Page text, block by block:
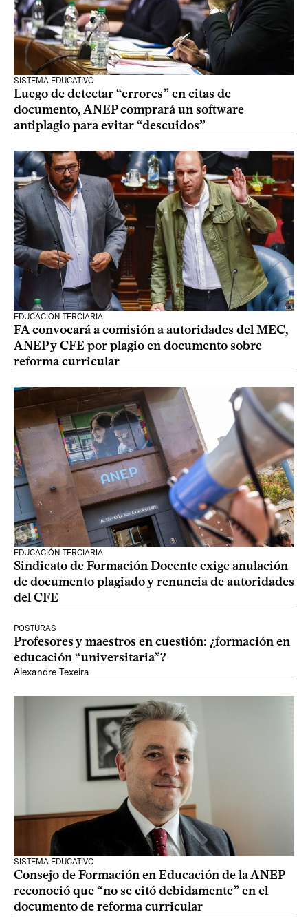
SISTEMA EDUCATIVO
Luego de detectar “errores” en citas de
documento, ANEP comprará un software
antiplagio para evitar “descuidos”
EDUCACIÓN TERCIARIA
FA convocará a comisión a autoridades del MEC,
ANEP y CFE por plagio en documento sobre
reforma curricular
EDUCACIÓN TERCIARIA
Sindicato de Formación Docente exige anulación
de documento plagiado y renuncia de autoridades
del CFE
POSTURAS
Profesores y maestros en cuestión: ¿formación en
educación “universitaria”?
Alexandre Texeira
SISTEMA EDUCATIVO
Consejo de Formación en Educación de la ANEP
reconoció que “no se citó debidamente” en el
documento de reforma curricular